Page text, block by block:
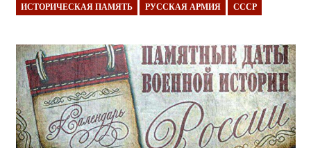
ИСТОРИЧЕСКАЯ ПАМЯТЬ РУССКАЯ АРМИЯ СССР